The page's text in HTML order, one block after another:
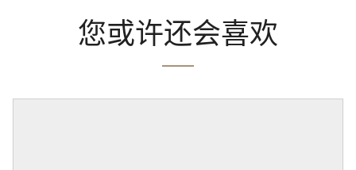
您或许还会喜欢